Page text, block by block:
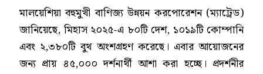
মালয়েশিয়া বহুমুখী বাণিজ্য উন্নয়ন করপোরেশন (ম্যাট্রেড)
জানিয়েছে, মিহাস ২০২৫-এ ৮০টি দেশ, ১০১৯টি কোম্পানি
এবং ২,৩৮০টি বুথ অংশগ্রহণ করেছে। এবার আয়োজনের
জন্য প্রায় ৪৫,০০০ দর্শনার্থী আশা করা হচ্ছে। প্রদর্শনীর